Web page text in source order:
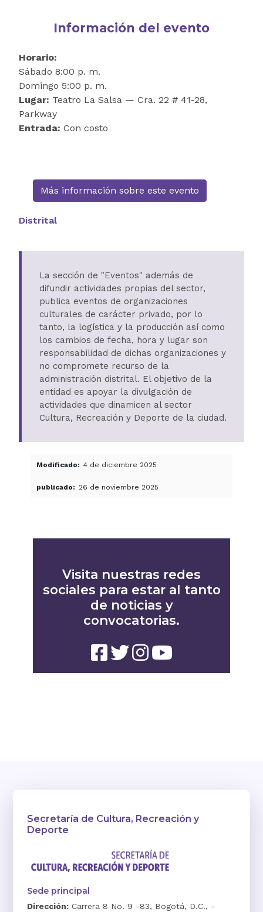
Información del evento
Horario:
Sábado 8:00 p. m.
Domingo 5:00 p. m.
Lugar: Teatro La Salsa — Cra. 22 # 41-28,
Parkway
Entrada: Con costo
Más información sobre este evento
Distrital
La sección de "Eventos" además de
difundir actividades propias del sector,
publica eventos de organizaciones
culturales de carácter privado, por lo
tanto, la logística y la producción así como
los cambios de fecha, hora y lugar son
responsabilidad de dichas organizaciones y
no compromete recurso de la
administración distrital. El objetivo de la
entidad es apoyar la divulgación de
actividades que dinamicen al sector
Cultura, Recreación y Deporte de la ciudad.
Modificado 4 de diciembre 2025
publicado 26 de noviembre 2025
Visita nuestras redes
sociales para estar al tanto
de noticias y
convocatorias.
Secretaría de Cultura, Recreación y
Deporte
Sede principal
Dirección: Carrera 8 No. 9 -83, Bogotá, D.C., -